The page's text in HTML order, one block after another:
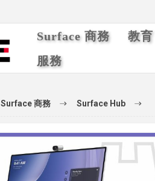
Surface 商務 教育
服務
Surface 商務 Surface Hub